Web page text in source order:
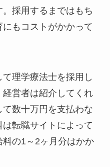
採用するまではもち
もコストがかかって
理学療法士を採用し
営者は紹介してくれ
数十万円を支払わな
転職サイトによって
の1～2ヶ月分はかか